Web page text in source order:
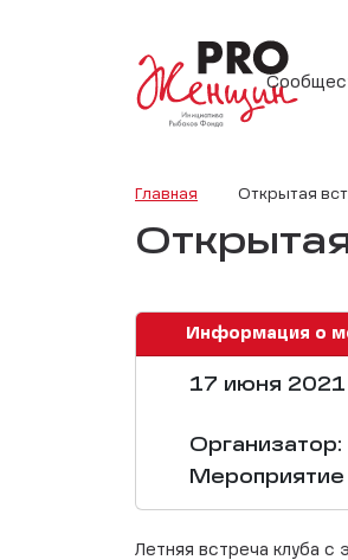
Главная Открытая
Информация о
17 июня 2021
Мероприятие
Летняя встреча клуба